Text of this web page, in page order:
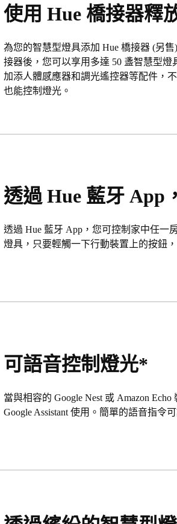
使用 Hue 橋接器釋
為您的智慧型燈具添加 Hue 橋接器 (另
接器後，您可以享用多達 50 盞智慧型
加添人體感應器和調光遙控器等配件，
也能控制燈光。
透過 Hue 藍牙 App
透過 Hue 藍牙 App，您可控制家中任一
燈具，只要輕觸一下行動裝置上的按鈕
可語音控制燈光*
當與相容的 Google Nest 或 Amazon
Google Assistant 使用。簡單的語音指令